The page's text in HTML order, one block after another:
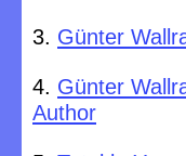
3. Günter
4. Günter
Author